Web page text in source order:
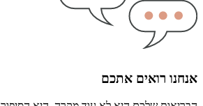
אנחנו רואים אתכם